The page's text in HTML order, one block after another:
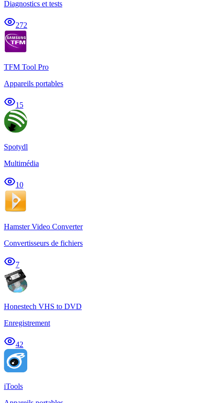
Diagnostics et tests
272
TFM Tool Pro
Appareils portables
15
Spotydl
Multimédia
10
Hamster Video Converter
Convertisseurs de fichiers
7
Honestech VHS to DVD
Enregistrement
42
iTools